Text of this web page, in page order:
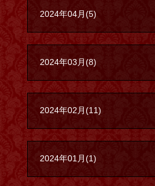
2024年04月(5)
2024年03月(8)
2024年02月(11)
2024年01月(1)